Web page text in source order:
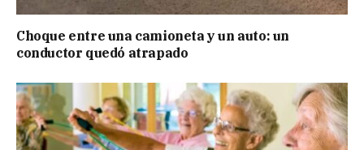
Choque entre una camioneta y un auto: un
conductor quedó atrapado